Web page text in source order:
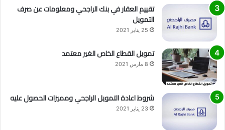
تقييم العقار في بنك الراجحي ومعلومات عن صرف
التمويل
25 يناير 2021
تمويل القطاع الخاص الغير معتمد
8 مارس 2021
شروط اعادة التمويل الراجحي ومميزات الحصول عليه
23 يناير 2021